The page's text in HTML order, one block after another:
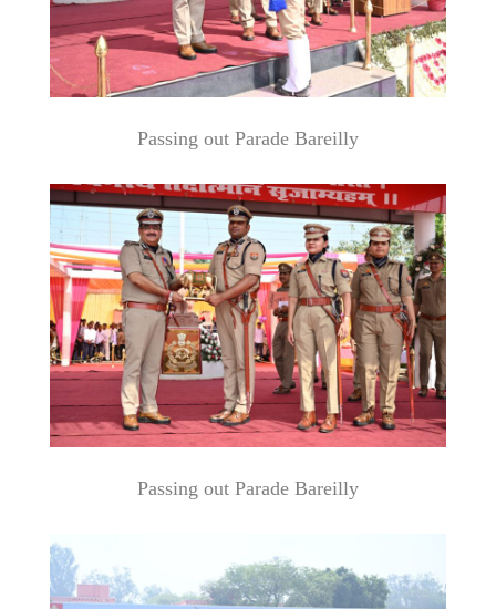
Passing out Parade Bareilly
Passing out Parade Bareilly